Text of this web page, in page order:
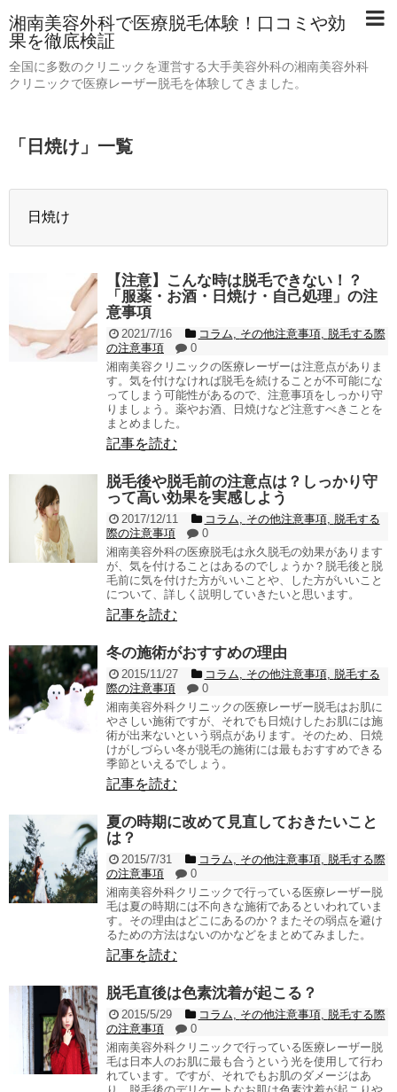
湘南美容外科で医療脱毛体験！口コミや効
果を徹底検証
全国に多数のクリニックを運営する大手美容外科の湘南美容外科
クリニックで医療レーザー脱毛を体験してきました。
「 日焼け 」 一覧
日焼け
【注意】こんな時は脱毛できない！？
「服薬・お酒・日焼け・自己処理」の注
意事項
2021/7/16 コラム, その他注意事項, 脱毛する際
の注意事項
0
湘南美容クリニックの医療レーザーは注意点がありま
す。気を付けなければ脱毛を続けることが不可能にな
ってしまう可能性があるので、注意事項をしっかり守
りましょう。薬やお酒、日焼けなど注意すべきことを
まとめました。
記事を読む
脱毛後や脱毛前の注意点は？しっかり守
って高い効果を実感しよう
2017/12/11 コラム, その他注意事項, 脱毛する
際の注意事項
0
湘南美容外科の医療脱毛は永久脱毛の効果があります
が、気を付けることはあるのでしょうか？脱毛後と脱
毛前に気を付けた方がいいことや、した方がいいこと
について、詳しく説明していきたいと思います。
記事を読む
冬の施術がおすすめの理由
2015/11/27 コラム, その他注意事項, 脱毛する
際の注意事項
0
湘南美容外科クリニックの医療レーザー脱毛はお肌に
やさしい施術ですが、それでも日焼けしたお肌には施
術が出来ないという弱点があります。そのため、日焼
けがしづらい冬が脱毛の施術には最もおすすめできる
季節といえるでしょう。
記事を読む
夏の時期に改めて見直しておきたいこと
は？
2015/7/31 コラム, その他注意事項, 脱毛する際
の注意事項
0
湘南美容外科クリニックで行っている医療レーザー脱
毛は夏の時期には不向きな施術であるといわれていま
す。その理由はどこにあるのか？またその弱点を避け
るための方法はないのかなどをまとめてみました。
記事を読む
脱毛直後は色素沈着が起こる？
2015/5/29 コラム, その他注意事項, 脱毛する際
の注意事項
0
湘南美容外科クリニックで行っている医療レーザー脱
毛は日本人のお肌に最も合うという光を使用して行わ
れています。ですが、それでもお肌のダメージはあ